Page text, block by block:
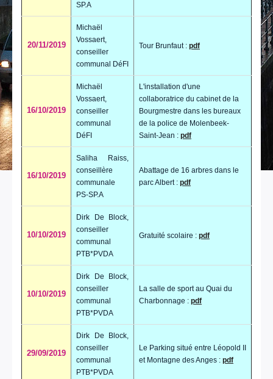
SP.A
20/11/2019
Michaël
Vossaert,
conseiller
communal DéFI
Tour Brunfaut : pdf
16/10/2019
Michaël
Vossaert,
conseiller
communal
DéFI
L'installation d'une
collaboratrice du cabinet de la
Bourgmestre dans les bureaux
de la police de Molenbeek-
Saint-Jean : pdf
16/10/2019
Saliha Raiss,
conseillère
communale
PS-SP.A
Abattage de 16 arbres dans le
parc Albert : pdf
10/10/2019
Dirk De Block,
conseiller
communal
PTB*PVDA
Gratuité scolaire : pdf
10/10/2019
Dirk De Block,
conseiller
communal
PTB*PVDA
La salle de sport au Quai du
Charbonnage : pdf
29/09/2019
Dirk De Block,
conseiller
communal
PTB*PVDA
Le Parking situé entre Léopold II
et Montagne des Anges : pdf